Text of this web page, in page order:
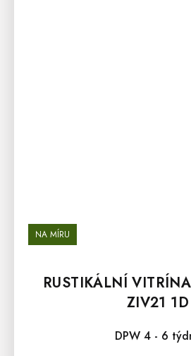
NA MÍRU
RUSTIKÁLNÍ
ZIV21 1D
DPW 4 - 6